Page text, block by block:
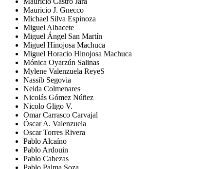
Mauricio J. Gnecco
Michael Silva Espinoza
Miguel Albacete
Miguel Ángel San Martín
Miguel Hinojosa Machuca
Miguel Horacio Hinojosa Machuca
Mónica Oyarzún Salinas
Mylene Valenzuela ReyeS
Nassib Segovia
Neida Colmenares
Nicolás Gómez Núñez
Nicolo Gligo V.
Omar Carrasco Carvajal
Óscar A. Valenzuela
Oscar Torres Rivera
Pablo Alcaíno
Pablo Ardouin
Pablo Cabezas
Pablo Palma Soza